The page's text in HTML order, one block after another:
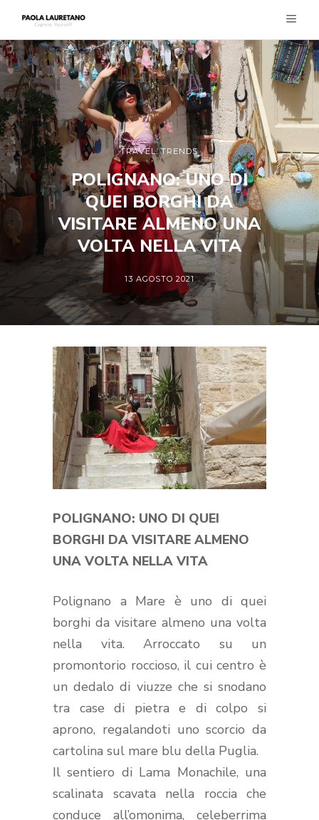
TRAVEL,TRENDS
POLIGNANO: UNO DI
QUEI BORGHI DA
VISITARE ALMENO UNA
VOLTA NELLA VITA
13 AGOSTO 2021
POLIGNANO: UNO DI QUEI
BORGHI DA VISITARE ALMENO
UNA VOLTA NELLA VITA
Polignano a Mare è uno di quei
borghi da visitare almeno una volta
nella vita. Arroccato su un
promontorio roccioso, il cui centro è
un dedalo di viuzze che si snodano
tra case di pietra e di colpo si
aprono, regalandoti uno scorcio da
cartolina sul mare blu della Puglia.
Il sentiero di Lama Monachile, una
scalinata scavata nella roccia che
conduce all’omonima, celeberrima